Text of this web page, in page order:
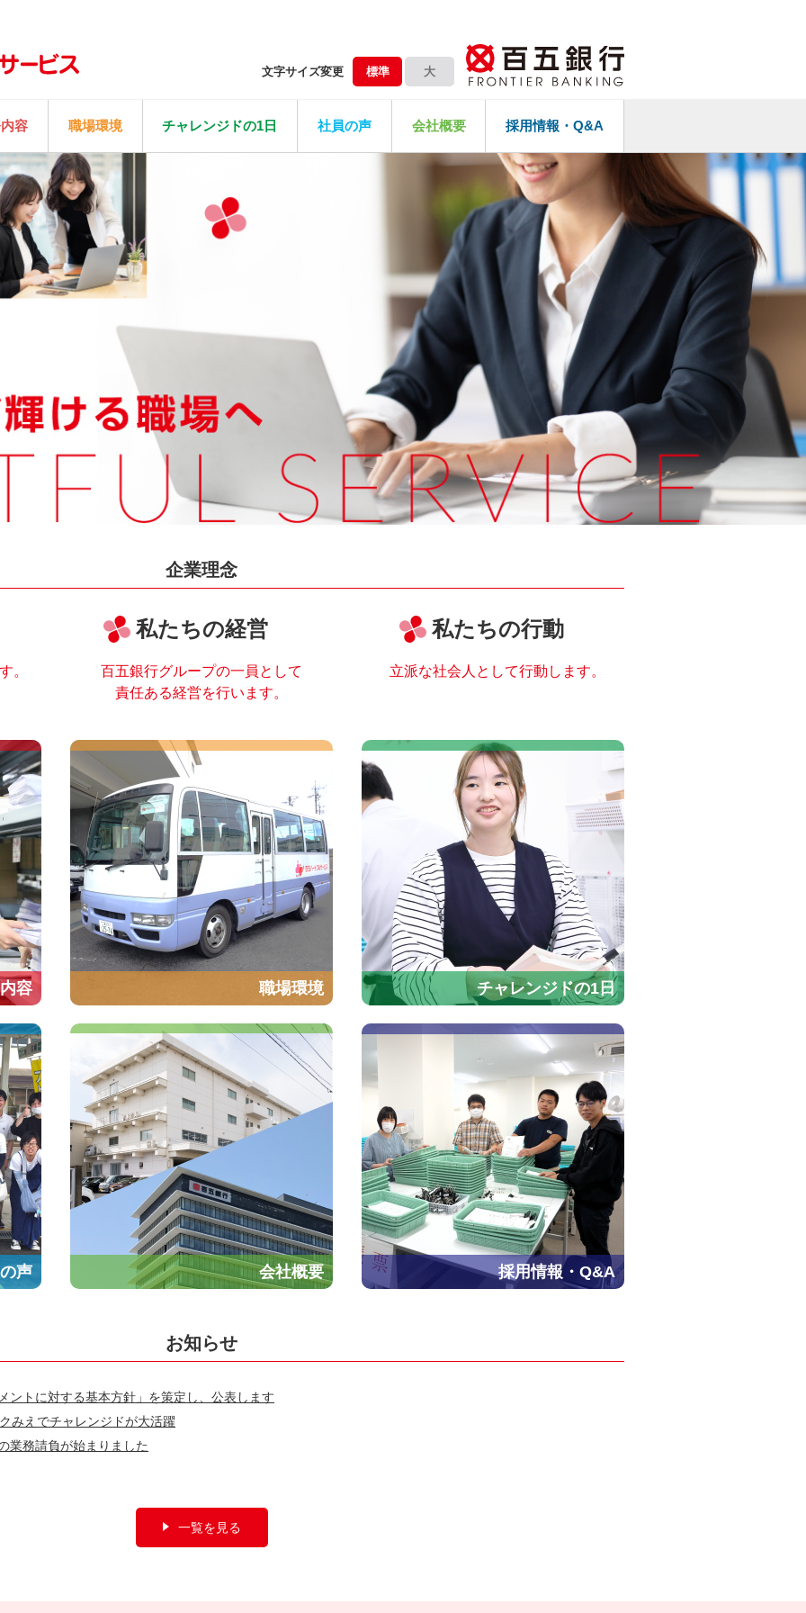
文字サイズ変更 標準 大
容 職場環境 チャレンジドの1日 社員の声 会社概要 採用情報・Q&A
企業理念
。
私たちの経営
百五銀行グループの一員として
責任ある経営を行います。
私たちの行動
立派な社会人として行動します。
容 職場環境 チャレンジドの1日
声 会社概要 採用情報・Q&A
お知らせ
ントに対する基本方針」を策定し、公表します
みえでチャレンジドが大活躍
業務請負が始まりました
一覧を見る